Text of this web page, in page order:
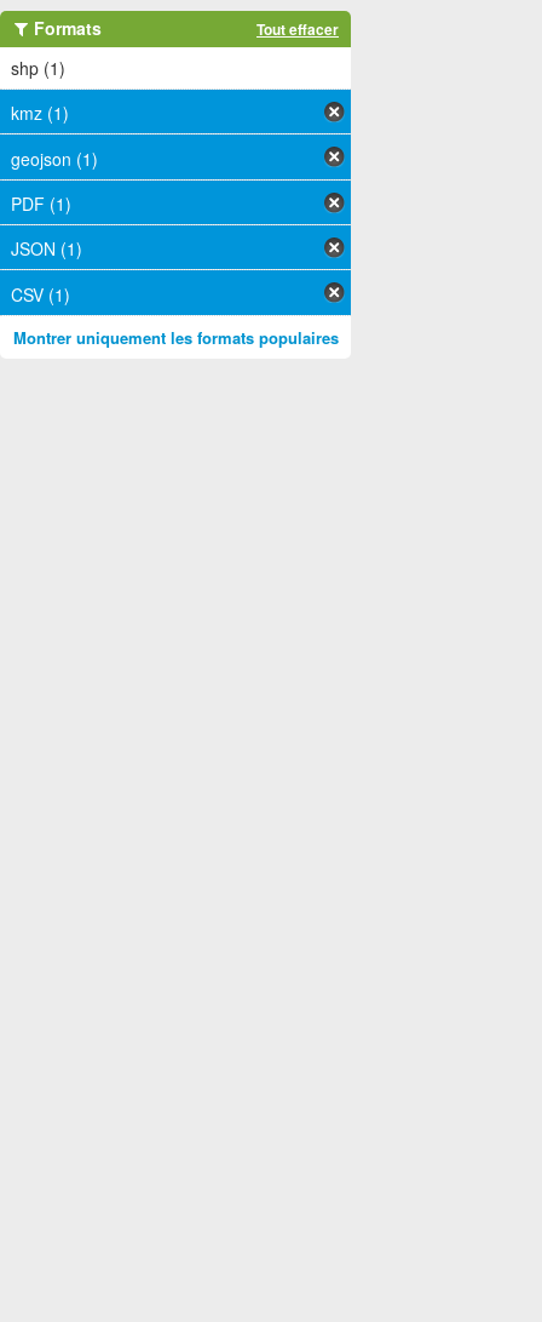
Formats Tout effacer
shp (1)
kmz (1)
geojson (1)
PDF (1)
JSON (1)
CSV (1)
Montrer uniquement les formats populaires